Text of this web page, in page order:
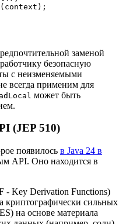
заменой
безопасную
с неизменяемыми
всегда применим для
может быть
(JEP 510)
появилось в Java 24 в
API. Оно находится в
- Key Derivation Functions)
криптографически сильных
на основе материала